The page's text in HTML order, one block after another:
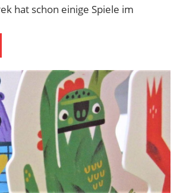
hat schon einige Spiele im